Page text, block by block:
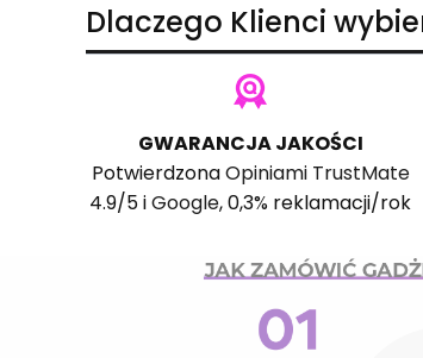
Dlaczego Klienci
GWARANCJA JAKOŚCI
PotwierdzonaOpiniami TrustMate
4.9/5 iGoogle, 0,3% reklamacji/rok